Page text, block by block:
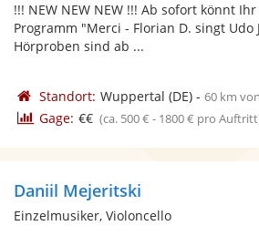
!!! NEW NEW NEW !!! Ab sofort könnt
Programm "Merci - Florian D. singt Udo
Hörproben sind ab ...
Standort: Wuppertal (DE)- 60 km
Gage: €€ (ca. 500 € - 1800 € pro
Daniil Mejeritski
Einzelmusiker, Violoncello